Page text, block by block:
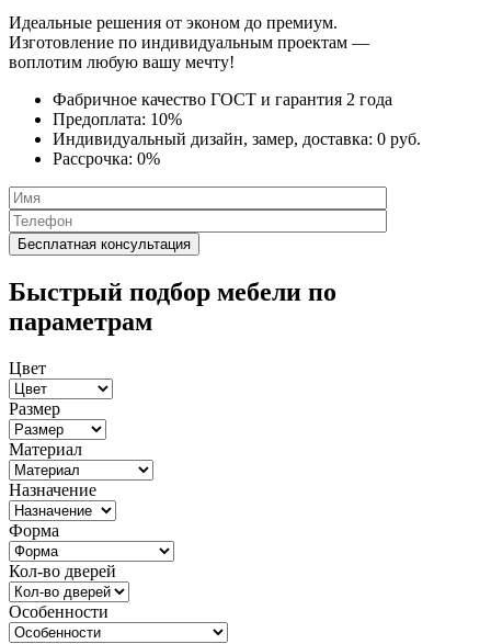
Идеальные решения от эконом до премиум.
Изготовление по индивидуальным проектам —
воплотим любую вашу мечту!
Фабричное качество ГОСТ и гарантия 2 года
Предоплата: 10%
Индивидуальный дизайн, замер, доставка: 0 руб.
Рассрочка: 0%
Быстрый подбор мебели по
параметрам
Цвет
Размер
Материал
Назначение
Форма
Кол-во дверей
Особенности